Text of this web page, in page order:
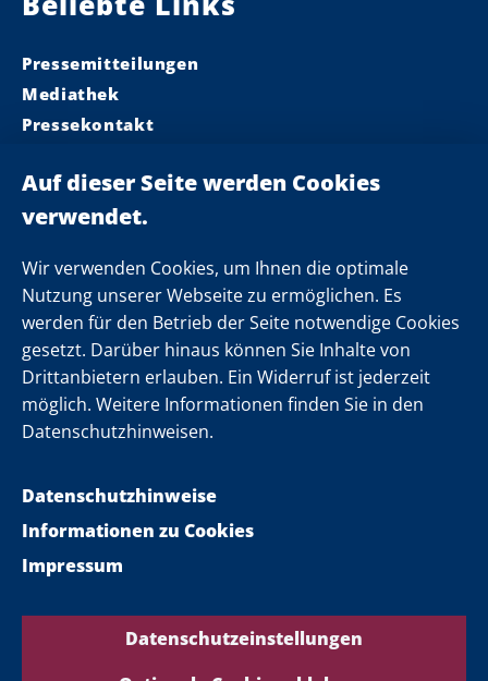
Wir verwenden Cookies, um Ihnen die optimale
Nutzung unserer Webseite zu ermöglichen. Es
werden für den Betrieb der Seite notwendige Cookies
gesetzt. Darüber hinaus können Sie Inhalte von
Drittanbietern erlauben. Ein Widerruf ist jederzeit
möglich. Weitere Informationen finden Sie in den
Datenschutzhinweisen.
Datenschutzhinweise
Impressum
Informationen zu Cookies
Datenschutzeinstellungen
Pressemitteilungen
Mediathek
Pressekontakt
Landeskabinett
Einsamkeit
Folgen Sie uns